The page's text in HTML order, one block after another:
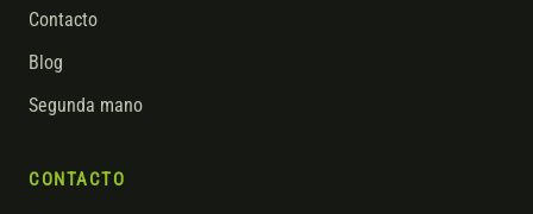
Contacto
Blog
Segunda mano
CONTACTO